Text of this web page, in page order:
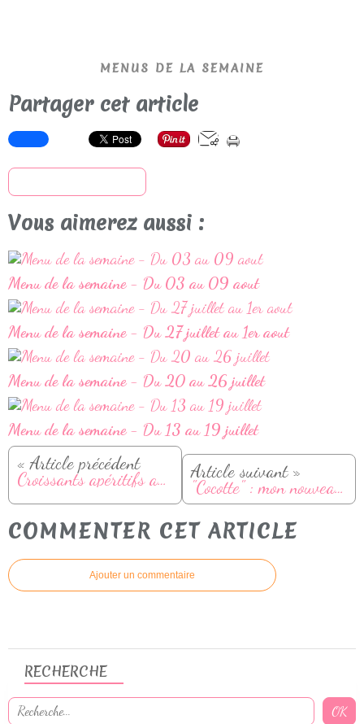
MENUS DE LA SEMAINE
Partager cet article
Vous aimerez aussi :
Menu de la semaine - Du 03 au 09 aout
Menu de la semaine - Du 27 juillet au 1er aout
Menu de la semaine - Du 20 au 26 juillet
Menu de la semaine - Du 13 au 19 juillet
« Article précédent
Croissants apéritifs au chèvre et miel Article suivant »
"Cocotte" : mon nouveau livre avec 100 recettes !
COMMENTER CET ARTICLE
Ajouter un commentaire
RECHERCHE